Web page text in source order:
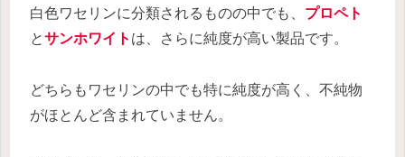
白色ワセリンに分類されるものの中でも、 プロペト
とサンホワイト は、さらに純度が高い製品です。
どちらもワセリンの中でも特に純度が高く、不純物
がほとんど含まれていません。